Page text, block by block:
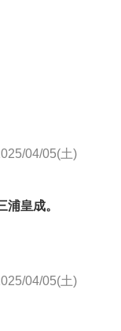
04/05(土)
皇成。
04/05(土)